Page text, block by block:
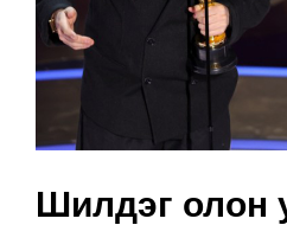
Шилдэг олон